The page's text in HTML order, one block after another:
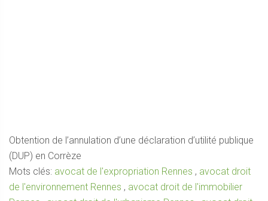
Obtention de l’annulation d’une déclaration d’utilité publique
(DUP) en Corrèze
Mots clés: avocat de l'expropriation Rennes , avocat droit
de l'environnement Rennes , avocat droit de l'immobilier